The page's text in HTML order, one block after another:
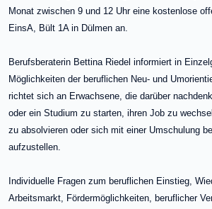
Monat zwischen 9 und 12 Uhr eine kostenlose
EinsA, Bült 1A in Dülmen an.
Berufsberaterin Bettina Riedel informiert in
Möglichkeiten der beruflichen Neu- und
richtet sich an Erwachsene, die darüber
oder ein Studium zu starten, ihren Job zu
zu absolvieren oder sich mit einer Umschulung
aufzustellen.
Individuelle Fragen zum beruflichen Einstieg,
Arbeitsmarkt, Fördermöglichkeiten, beruflicher